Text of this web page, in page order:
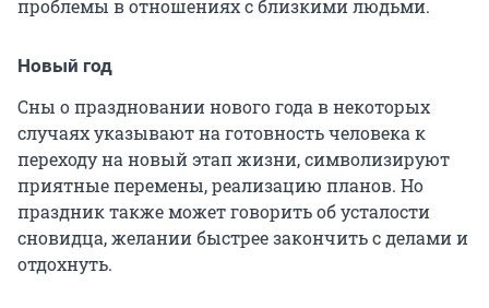
проблемы в отношениях с близкими людьми.
Новый год
Сны о праздновании нового года в некоторых
случаях указывают на готовность человека к
переходу на новый этап жизни, символизируют
приятные перемены, реализацию планов. Но
праздник также может говорить об усталости
сновидца, желании быстрее закончить с делами и
отдохнуть.